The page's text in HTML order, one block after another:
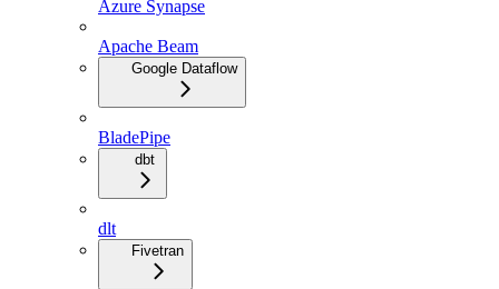
Azure Synapse
Apache Beam
Google Dataflow
BladePipe
dbt
dlt
Fivetran